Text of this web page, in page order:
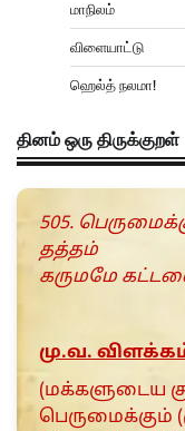
மாநிலம்
விளையாட்டு
ஹெல்த் நலமா!
தினம் ஒரு திருக்குறள்
505.
தத்தம்
கருமமே
மு.வ.
(மக்களுடைய
பெருமைக்கும்